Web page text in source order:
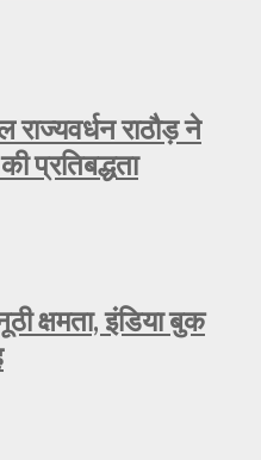
राठौड़ ने
प्रतिबद्धता
क्षमता, इंडिया बुक